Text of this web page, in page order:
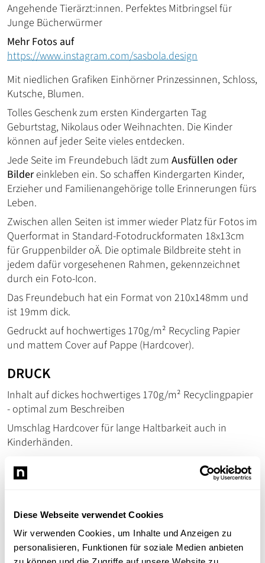
Diese Webseite verwendet Cookies
Wir verwenden Cookies, um Inhalte und Anzeigen zu
personalisieren, Funktionen für soziale Medien anbieten
Angehende Tierärzt:innen. Perfektes Mitbringsel für
Junge Bücherwürmer
Mehr Fotos auf
https://www.instagram.com/sasbola.design
Mit niedlichen Grafiken Einhörner Prinzessinnen, Schloss,
Kutsche, Blumen.
Tolles Geschenk zum ersten Kindergarten Tag
Geburtstag, Nikolaus oder Weihnachten. Die Kinder
können auf jeder Seite vieles entdecken.
Jede Seite im Freundebuch lädt zum Ausfüllen oder
Bildereinkleben ein. So schaffen Kindergarten Kinder,
Erzieher und Familienangehörige tolle Erinnerungen fürs
Leben.
Zwischen allen Seiten ist immer wieder Platz für Fotos im
Querformat in Standard-Fotodruckformaten 18x13cm
für Gruppenbilder oÄ. Die optimale Bildbreite steht in
jedem dafür vorgesehenen Rahmen, gekennzeichnet
durch ein Foto-Icon.
Das Freundebuch hat ein Format von 210x148mm und
ist 19mm dick.
Gedruckt auf hochwertiges 170g/m² Recycling Papier
und mattem Cover auf Pappe (Hardcover).
DRUCK
Inhalt auf dickes hochwertiges 170g/m² Recyclingpapier
- optimal zum Beschreiben
Umschlag Hardcover für lange Haltbarkeit auch in
Kinderhänden.
BINDUNG
Lesezeichenband rundet das ganze ab.